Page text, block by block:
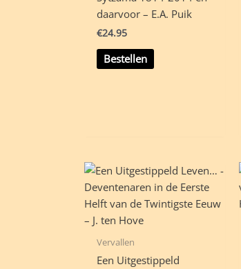
daarvoor – E.A. Puik
€24.95
Bestellen
Vervallen
Een Uitgestippeld